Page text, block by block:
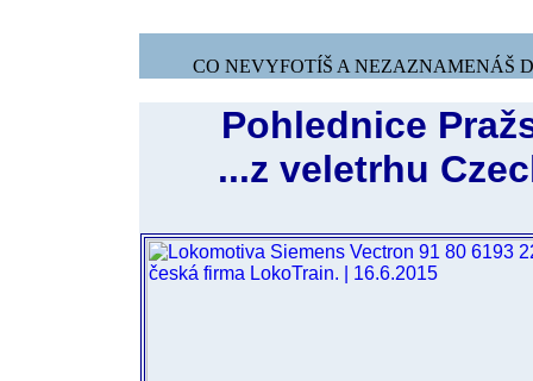
CO NEVYFOTÍŠ A NEZAZNAMENÁŠ
Pohlednice
...z veletrhu